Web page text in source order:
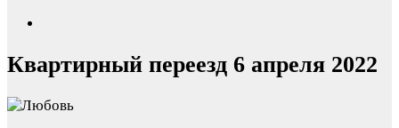
Квартирный переезд 6 апреля 2022